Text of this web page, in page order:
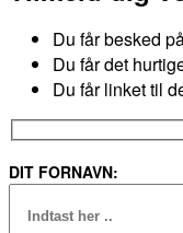
Du får besked
Du får det
Du får linket til
DIT FORNAVN: